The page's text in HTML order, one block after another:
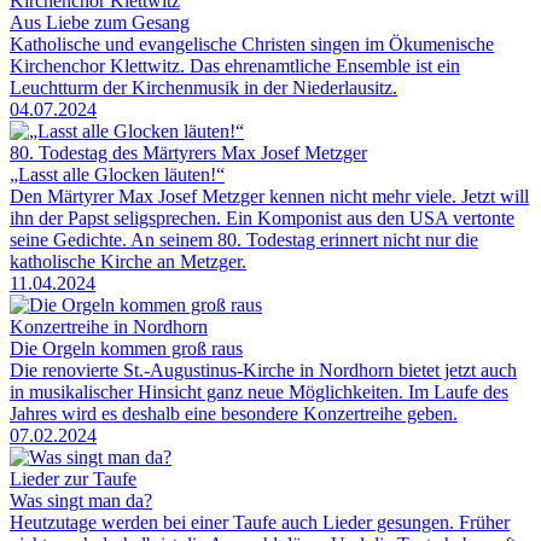
Aus Liebe zum Gesang
Katholische und evangelische Christen singen im Ökumenische
Kirchenchor Klettwitz. Das ehrenamtliche Ensemble ist ein
Leuchtturm der Kirchenmusik in der Niederlausitz.
04.07.2024
80. Todestag des Märtyrers Max Josef Metzger
„Lasst alle Glocken läuten!“
Den Märtyrer Max Josef Metzger kennen nicht mehr viele. Jetzt will
ihn der Papst seligsprechen. Ein Komponist aus den USA vertonte
seine Gedichte. An seinem 80. Todestag erinnert nicht nur die
katholische Kirche an Metzger.
11.04.2024
Konzertreihe in Nordhorn
Die Orgeln kommen groß raus
Die renovierte St.-Augustinus-Kirche in Nordhorn bietet jetzt auch
in musikalischer Hinsicht ganz neue Möglichkeiten. Im Laufe des
Jahres wird es deshalb eine besondere Konzertreihe geben.
07.02.2024
Lieder zur Taufe
Was singt man da?
Heutzutage werden bei einer Taufe auch Lieder gesungen. Früher